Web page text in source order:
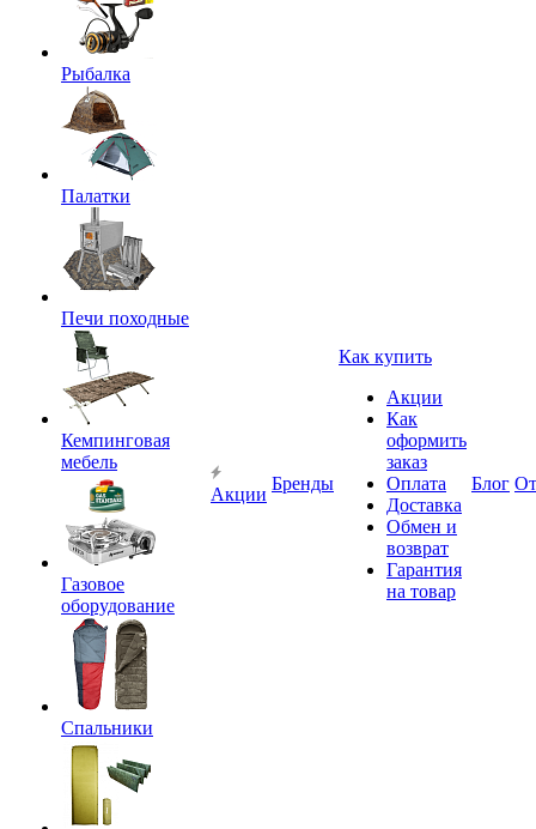
Рыбалка
Палатки
Печи походные
Кемпинговая
мебель
Газовое
оборудование
Спальники
Акции
Бренды
Как купить
Акции
Как
оформить
заказ
Оплата
Доставка
Обмен и
возврат
Гарантия
на товар
Блог